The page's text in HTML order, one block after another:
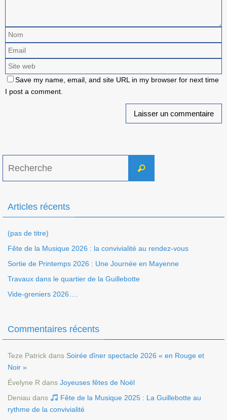
Save my name, email, and site URL in my browser for next time
I post a comment.
Recherche
Articles récents
(pas de titre)
Fête de la Musique 2026 : la convivialité au rendez-vous
Sortie de Printemps 2026 : Une Journée en Mayenne
Travaux dans le quartier de la Guillebotte
Vide-greniers 2026….
Commentaires récents
Teze Patrick dans Soirée dîner spectacle 2026 « en Rouge et
Noir »
Évelyne R dans Joyeuses fêtes de Noël
Deniau dans
Fête de la Musique 2025 : La Guillebotte au
rythme de la convivialité